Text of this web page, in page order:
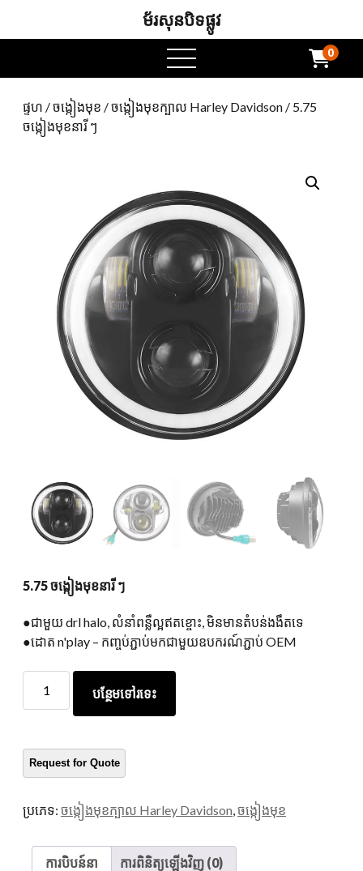
ម័រសុនបិទផ្លូវ
ម៉ឺនុយបើក 0
ផ្ទហ /ចង្កៀងមុខ /ចង្កៀងមុខក្បាល Harley Davidson / 5.75
ចង្កៀងមុខនារី ៗ
5.75 ចង្កៀងមុខនារី ៗ
●ជាមួយ drl halo, លំនាំពន្លឺល្អឥតខ្ចោះ, មិនមានតំបន់ងងឹតទេ
●ដោត n'play – កញ្ចប់ភ្ជាប់មកជាមួយឧបករណ៍ភ្ជាប់ OEM
ចង្កៀង
បរិ
បន្ថែមទៅរទេះ
ប្រភេទ: ចង្កៀងមុខក្បាល Harley Davidson ចង្កៀងមុខ
ការបិបន៍នា ការពិនិត្យឡើងវិញ (0)